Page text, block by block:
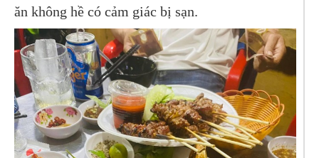
ăn không hề có cảm giác bị sạn.